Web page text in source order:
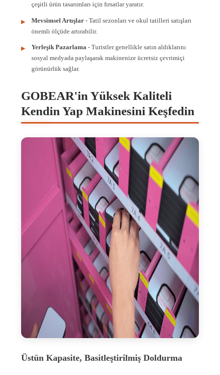
çeşitli ürün tasarımları için fırsatlar yaratır.
Mevsimsel Artışlar - Tatil sezonları ve okul tatilleri satışları
önemli ölçüde artırabilir.
Yerleşik Pazarlama - Turistler genellikle satın aldıklarını
sosyal medyada paylaşarak makinenize ücretsiz çevrimiçi
görünürlük sağlar.
GOBEAR'in Yüksek Kaliteli
Kendin Yap Makinesini Keşfedin
Üstün Kapasite, Basitleştirilmiş Doldurma